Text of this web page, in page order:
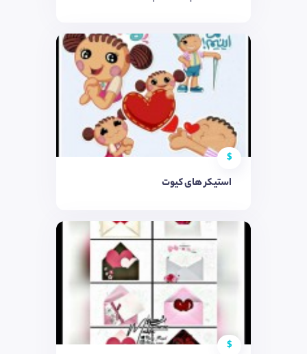
$
استیکر های کیوت
$